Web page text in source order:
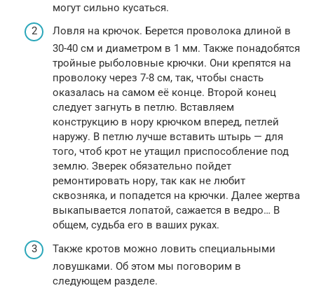
могут сильно кусаться.
Ловля на крючок. Берется проволока длиной в
30-40 см и диаметром в 1 мм. Также понадобятся
тройные рыболовные крючки. Они крепятся на
проволоку через 7-8 см, так, чтобы снасть
оказалась на самом её конце. Второй конец
следует загнуть в петлю. Вставляем
конструкцию в нору крючком вперед, петлей
наружу. В петлю лучше вставить штырь — для
того, чтоб крот не утащил приспособление под
землю. Зверек обязательно пойдет
ремонтировать нору, так как не любит
сквозняка, и попадется на крючки. Далее жертва
выкапывается лопатой, сажается в ведро… В
общем, судьба его в ваших руках.
Также кротов можно ловить специальными
ловушками. Об этом мы поговорим в
следующем разделе.